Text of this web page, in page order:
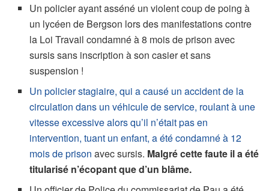
Un policier ayant asséné un violent coup de poing à
un lycéen de Bergson lors des manifestations contre
la Loi Travail condamné à 8 mois de prison avec
sursis sans inscription à son casier et sans
suspension !
Un policier stagiaire, qui a causé un accident de la
circulation dans un véhicule de service, roulant à une
vitesse excessive alors qu’il n’était pas en
intervention, tuant un enfant, a été condamné à 12
mois de prison avec sursis. Malgré cette faute il a été
titularisé n’écopant que d’un blâme.